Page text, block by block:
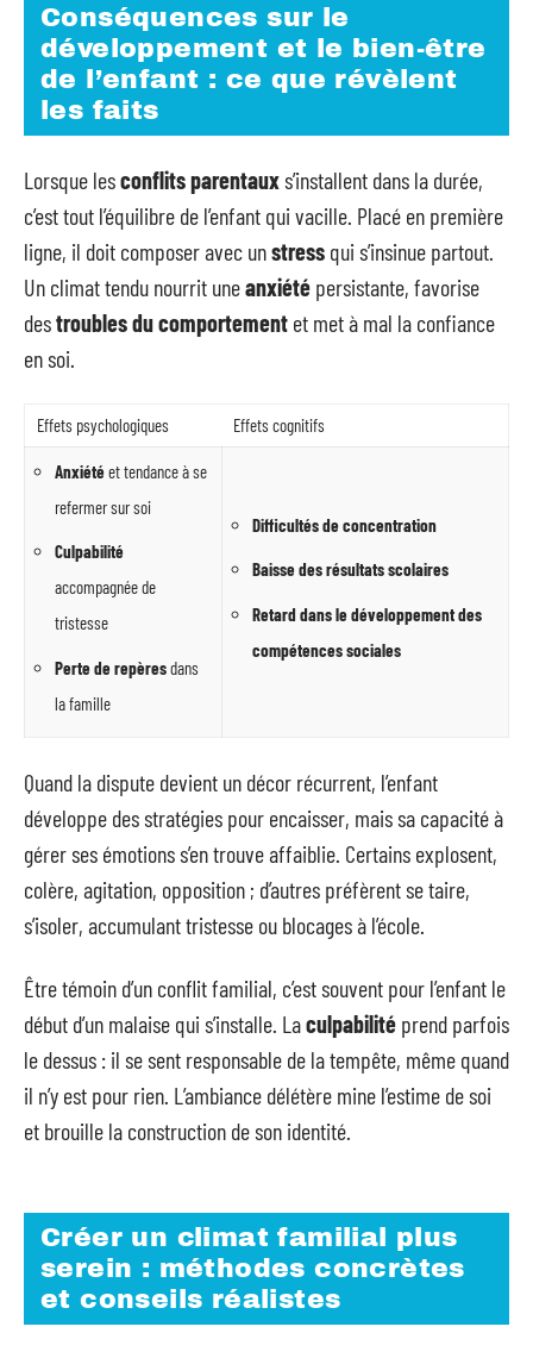
Conséquences sur le
développement et le bien-être
de l’enfant : ce que révèlent
les faits
Lorsque lesconflits parentauxs’installent dans la durée,
c’est tout l’équilibre de l’enfant qui vacille. Placé en première
ligne, il doit composer avec unstress qui s’insinue partout.
Un climat tendu nourrit uneanxiété persistante, favorise
destroubles du comportement et met à mal la confiance
en soi.
Effets psychologiques Effets cognitifs
Anxiétéet tendance à se
refermer sur soi
Culpabilité
accompagnée de
tristesse
Perte de repèresdans
la famille
Difficultés de concentration
Baisse des résultats scolaires
Retard dans le développement des
compétences sociales
Quand la dispute devient un décor récurrent, l’enfant
développe des stratégies pour encaisser, mais sa capacité à
gérer ses émotions s’en trouve affaiblie. Certains explosent,
colère, agitation, opposition ; d’autres préfèrent se taire,
s’isoler, accumulant tristesse ou blocages à l’école.
Être témoin d’un conflit familial, c’est souvent pour l’enfant le
début d’un malaise qui s’installe. Laculpabilité prend parfois
le dessus : il se sent responsable de la tempête, même quand
il n’y est pour rien. L’ambiance délétère mine l’estime de soi
et brouille la construction de son identité.
Créer un climat familial plus
serein : méthodes concrètes
et conseils réalistes